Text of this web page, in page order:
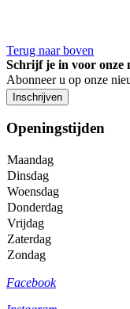
Terug naar boven
Schrijf je in voor onze
Abonneer u op onze
Inschrijven
Openingstijden
Maandag
Dinsdag
Woensdag
Donderdag
Vrijdag
Zaterdag
Zondag
Facebook